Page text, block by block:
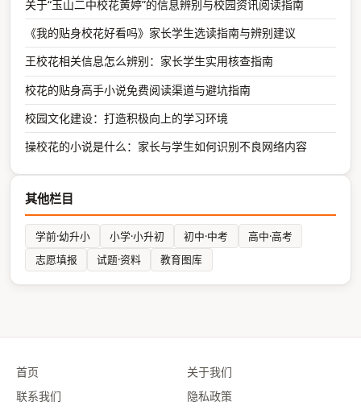
关于“玉山二中校花黄婷”的信息辨别与校园资讯阅读指南
《我的贴身校花好看吗》家长学生选读指南与辨别建议
王校花相关信息怎么辨别：家长学生实用核查指南
校花的贴身高手小说免费阅读渠道与避坑指南
校园文化建设：打造积极向上的学习环境
操校花的小说是什么：家长与学生如何识别不良网络内容
其他栏目
学前·幼升小 小学·小升初 初中·中考
高中·高考
志愿填报
试题·资料 教育图库
首页
关于我们
联系我们
隐私政策